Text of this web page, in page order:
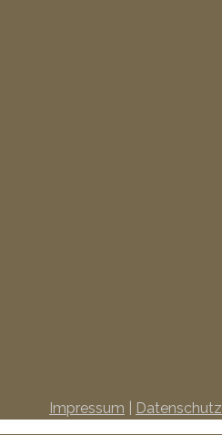
Impressum Datenschutz